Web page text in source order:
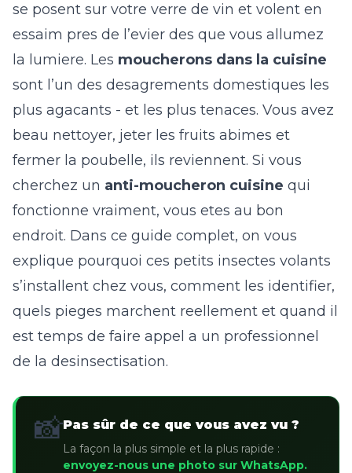
se posent sur votre verre de vin et volent en
essaim pres de l’evier des que vous allumez
la lumiere. Les moucherons dans la cuisine
sont l’un des desagrements domestiques les
plus agacants - et les plus tenaces. Vous avez
beau nettoyer, jeter les fruits abimes et
fermer la poubelle, ils reviennent. Si vous
cherchez un anti-moucheron cuisine qui
fonctionne vraiment, vous etes au bon
endroit. Dans ce guide complet, on vous
explique pourquoi ces petits insectes volants
s’installent chez vous, comment les identifier,
quels pieges marchent reellement et quand il
est temps de faire appel a un professionnel
de la desinsectisation.
📸Pas sûr de ce que vous avez vu ?
La façon la plus simple et la plus rapide :
envoyez-nous une photo sur WhatsApp.